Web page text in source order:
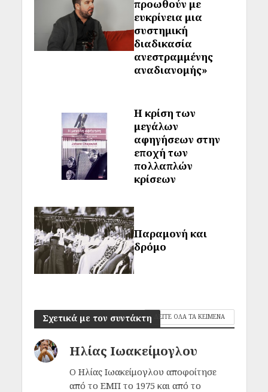
προωθούν με
ευκρίνεια μια
συστημική
διαδικασία
ανεστραμμένης
αναδιανομής»
Η κρίση των
μεγάλων
αφηγήσεων στην
εποχή των
πολλαπλών
κρίσεων
Παραμονή και
δρόμο
Σχετικά με τον συντάκτη ΔΕΙΤΕ ΟΛΑ ΤΑ ΚΕΙΜΕΝΑ
Ηλίας Ιωακείμογλου
Ο Ηλίας Ιωακείμογλου αποφοίτησε
από το ΕΜΠ το 1975 και από το